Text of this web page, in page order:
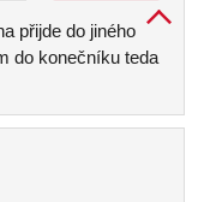
přijde do jiného
do konečníku teda